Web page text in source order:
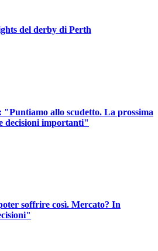
del derby di Perth
"Puntiamo allo scudetto. La prossima
decisioni importanti"
soffrire così. Mercato? In